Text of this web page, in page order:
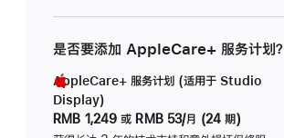
是否要添加 AppleCare+ 服务计划？
AppleCare+ 服务计划 (适用于 Studio
Display)
RMB 1,249 或 RMB 53/月 (24 期)